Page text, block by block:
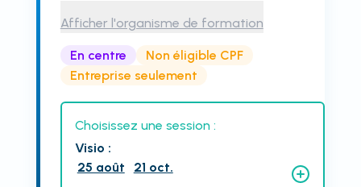
Afficher l'organisme de formation
En centre
Non éligible CPF
Entreprise seulement
Choisissez une session :
Visio :
25 août
21 oct.